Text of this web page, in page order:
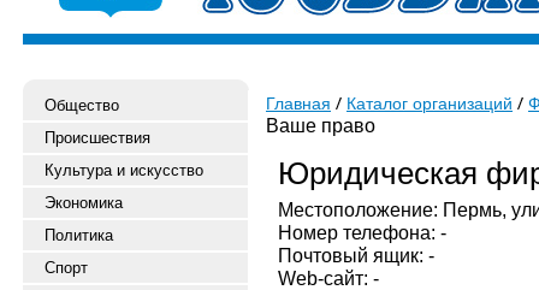
Общество
Происшествия
Культура и искусство
Экономика
Политика
Спорт
Главная Каталог организаций
Ваше право
Юридическая
Местоположение: Пермь,
Номер телефона: -
Почтовый ящик: -
Web-сайт: -